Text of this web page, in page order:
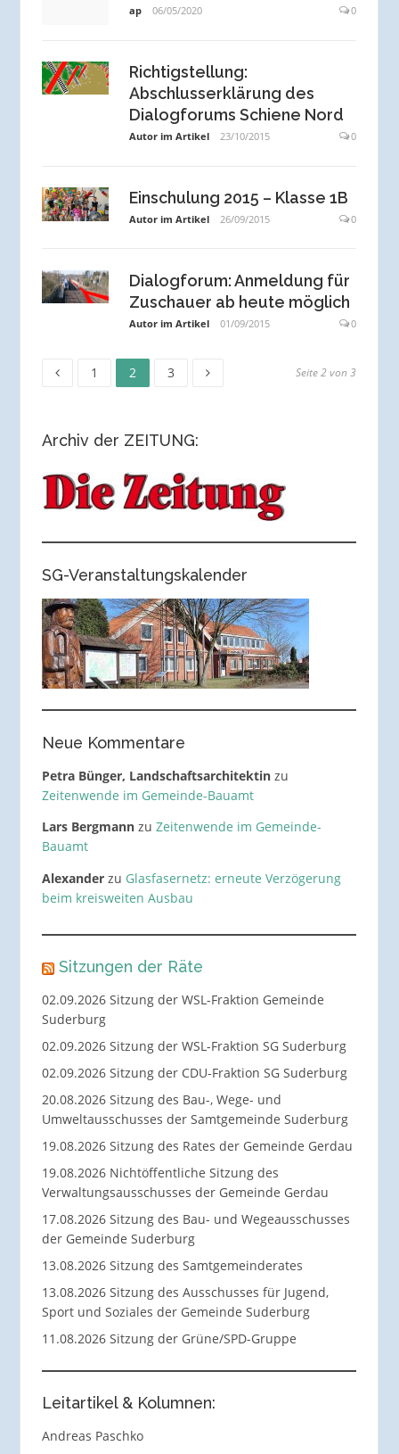
ap 06/05/2020 0
Richtigstellung:
Abschlusserklärung des
Dialogforums Schiene Nord
Autor im Artikel 23/10/2015 0
Einschulung 2015 – Klasse 1B
Autor im Artikel 26/09/2015 0
Dialogforum: Anmeldung für
Zuschauer ab heute möglich
Autor im Artikel 01/09/2015 0
Seitennummerierung
Beiträge
Seite
1 Seite
2 3 Seite 2 von 3
Archiv der ZEITUNG:
SG-Veranstaltungskalender
Neue Kommentare
Petra Bünger, Landschaftsarchitektinzu
Zeitenwende im Gemeinde-Bauamt
Lars Bergmannzu Zeitenwende im Gemeinde-
Bauamt
Alexanderzu Glasfasernetz: erneute Verzögerung
beim kreisweiten Ausbau
Sitzungen der Räte
02.09.2026 Sitzung der WSL-Fraktion Gemeinde
Suderburg
02.09.2026 Sitzung der WSL-Fraktion SG Suderburg
02.09.2026 Sitzung der CDU-Fraktion SG Suderburg
20.08.2026 Sitzung des Bau-, Wege- und
Umweltausschusses der Samtgemeinde Suderburg
19.08.2026 Sitzung des Rates der Gemeinde Gerdau
19.08.2026 Nichtöffentliche Sitzung des
Verwaltungsausschusses der Gemeinde Gerdau
17.08.2026 Sitzung des Bau- und Wegeausschusses
der Gemeinde Suderburg
13.08.2026 Sitzung des Samtgemeinderates
13.08.2026 Sitzung des Ausschusses für Jugend,
Sport und Soziales der Gemeinde Suderburg
11.08.2026 Sitzung der Grüne/SPD-Gruppe
Leitartikel & Kolumnen:
Andreas Paschko